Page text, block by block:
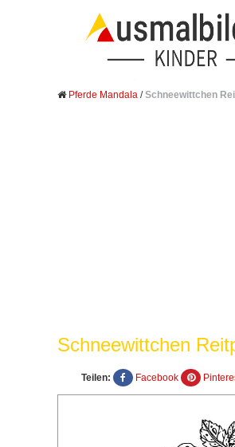
Pferde Mandala /Schneewittchen
Schneewittchen
Teilen: Facebook